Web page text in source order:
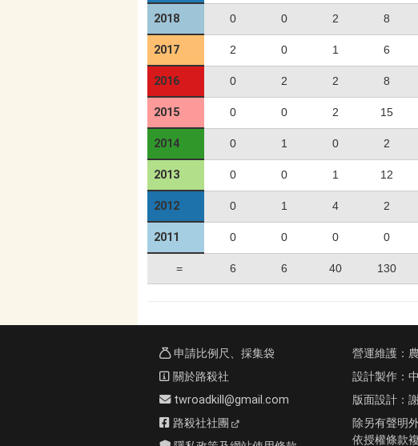
2018 0 0 2 8
2017 2 0 1 6
2016 0 2 2 8
2015 0 0 2 15
2014 0 1 0 2
2013 0 0 1 12
2012 0 1 4 2
2011 0 0 0 0
= 6 6 40 130
申請比例尺、採集袋
關於路殺社
twroadkill@gmail.com
路殺社社團
營運維護：
設計製作：
版面設計：
除另有聲明
依授權條款